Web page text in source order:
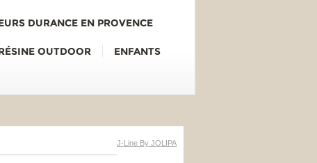
DURANCE EN PROVENCE
OUTDOOR ENFANTS
J-Line By JOLIPA